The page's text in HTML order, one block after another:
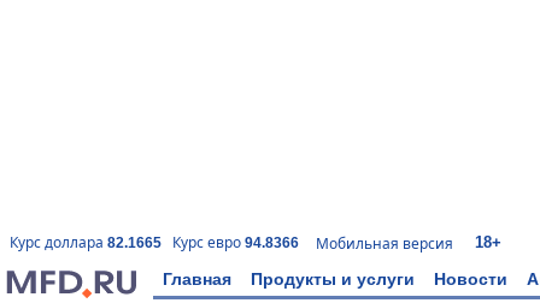
Курс доллара 82.1665 Курс евро 94.8366 Мобильная версия 18+
Главная Продукты и услуги Новости